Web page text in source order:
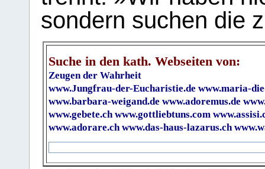
sondern suchen die
Suche in den kath. Webseiten von:
Zeugen der Wahrheit
www.Jungfrau-der-Eucharistie.de www.maria-
www.barbara-weigand.de www.adoremus.de
www.gebete.ch www.gottliebtuns.com
www.adorare.ch www.das-haus-lazarus.ch